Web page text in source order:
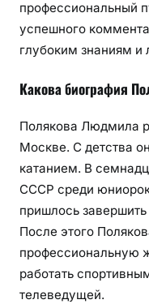
профессиональный
успешного
глубоким знаниям
Какова биография
Полякова Людмила
Москве. С детства
катанием. В
СССР среди
пришлось
После этого
профессиональную
работать
телеведущей.